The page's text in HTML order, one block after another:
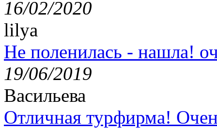
16/02/2020
lilya
Не поленилась - нашла!
19/06/2019
Васильева
Отличная турфирма!